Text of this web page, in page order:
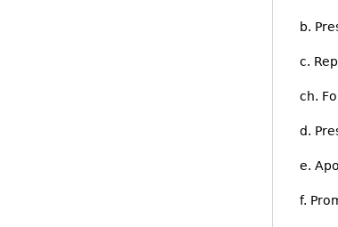
b.
c.
ch.
d.
e.
f.